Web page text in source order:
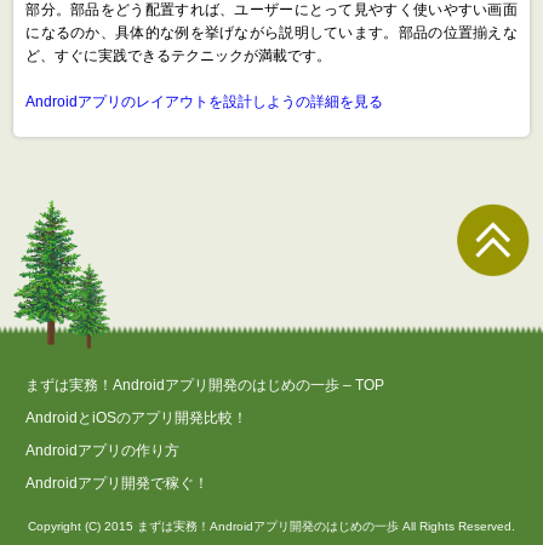
部分。部品をどう配置すれば、ユーザーにとって見やすく使いやすい画面
になるのか、具体的な例を挙げながら説明しています。部品の位置揃えな
ど、すぐに実践できるテクニックが満載です。
Androidアプリのレイアウトを設計しようの詳細を見る
まずは実務！Androidアプリ開発のはじめの一歩 – TOP
AndroidとiOSのアプリ開発比較！
Androidアプリの作り方
Androidアプリ開発で稼ぐ！
Copyright (C) 2015 まずは実務！Androidアプリ開発のはじめの一歩 All Rights Reserved.